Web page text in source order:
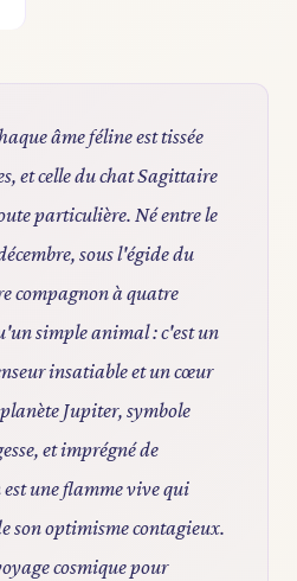
âme féline est tissée
et celle du chat Sagittaire
particulière. Né entre le
sous l'égide du
compagnon à quatre
simple animal : c'est un
insatiable et un cœur
Jupiter, symbole
et imprégné de
une flamme vive qui
son optimisme contagieux.
cosmique pour